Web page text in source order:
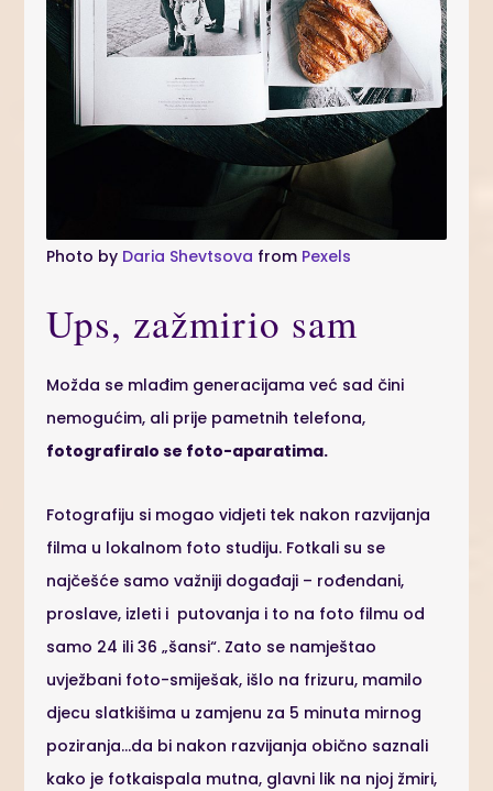
Photo by Daria Shevtsova from Pexels
Ups, zažmirio sam
Možda se mlađim generacijama već sad čini
nemogućim, ali prije pametnih telefona,
fotografiralo se foto-aparatima.
Fotografiju si mogao vidjeti tek nakon razvijanja
filma u lokalnom foto studiju. Fotkali su se
najčešće samo važniji događaji – rođendani,
proslave, izleti i putovanja i to na foto filmu od
samo 24 ili 36 „šansi“. Zato se namještao
uvježbani foto-smiješak, išlo na frizuru, mamilo
djecu slatkišima u zamjenu za 5 minuta mirnog
poziranja…da bi nakon razvijanja obično saznali
kako je fotkaispala mutna, glavni lik na njoj žmiri,